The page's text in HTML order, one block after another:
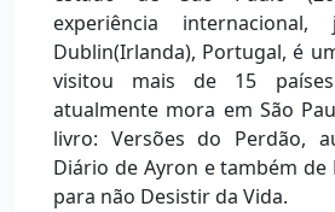
experiência
Dublin(Irlanda), Portugal, é
visitou mais de 15
atualmente mora em São
livro: Versões do Perdão,
Diário de Ayron e também de
para não Desistir da Vida.